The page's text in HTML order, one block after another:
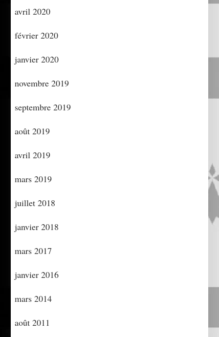
avril 2020
février 2020
janvier 2020
novembre 2019
septembre 2019
août 2019
avril 2019
mars 2019
juillet 2018
janvier 2018
mars 2017
janvier 2016
mars 2014
août 2011